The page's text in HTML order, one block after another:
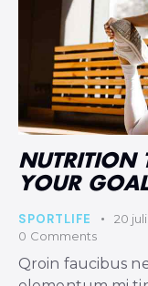
NUTRITION
YOUR
SPORTLIFE 20
0 Comments
Qroin faucibus